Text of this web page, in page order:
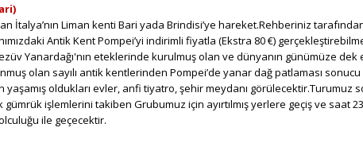
İtalya’nın Liman kenti Bari yada Brindisi’ye hareket.Rehberiniz
Antik Kent Pompei’yi indirimli fiyatla (Ekstra 80 €)
Yanardağı'nın eteklerinde kurulmuş olan ve dünyanın günümüze dek
olan sayılı antik kentlerinden Pompei’de yanar dağ patlaması sonucu
oldukları evler, anfi tiyatro, şehir meydanı görülecektir.Turumuz
gümrük işlemlerini takiben Grubumuz için ayırtılmış yerlere geçiş ve saat
ile geçecektir.